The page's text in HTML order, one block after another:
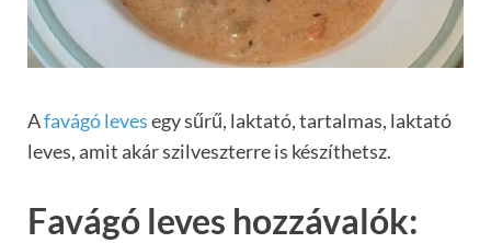
Afavágó levesegy sűrű, laktató, tartalmas, laktató
leves, amit akár szilveszterre is készíthetsz.
Favágó leves hozzávalók: